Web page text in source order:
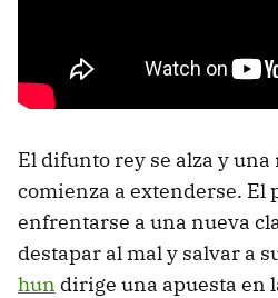
El difunto rey se alza y
comienza a extenderse. El
enfrentarse a una nueva
destapar al mal y salvar a
hun dirige una apuesta en